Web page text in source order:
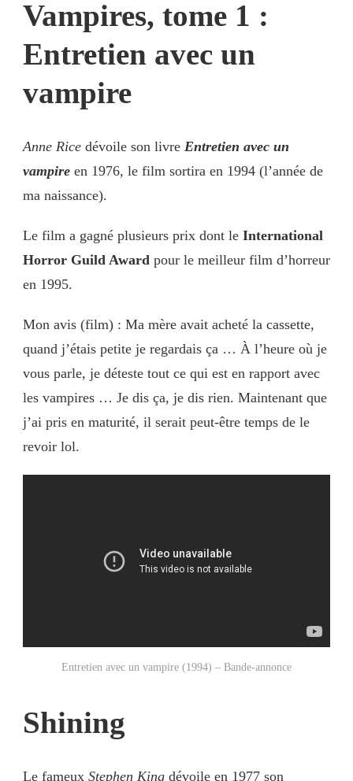
Vampires, tome 1 :
Entretien avec un
vampire
Anne Rice dévoile son livre Entretien avec un
vampire en 1976, le film sortira en 1994 (l’année de
ma naissance).
Le film a gagné plusieurs prix dont le International
Horror Guild Award pour le meilleur film d’horreur
en 1995.
Mon avis (film) : Ma mère avait acheté la cassette,
quand j’étais petite je regardais ça … À l’heure où je
vous parle, je déteste tout ce qui est en rapport avec
les vampires … Je dis ça, je dis rien. Maintenant que
j’ai pris en maturité, il serait peut-être temps de le
revoir lol.
Entretien avec un vampire (1994) – Bande-annonce
Shining
Le fameux Stephen King dévoile en 1977 son